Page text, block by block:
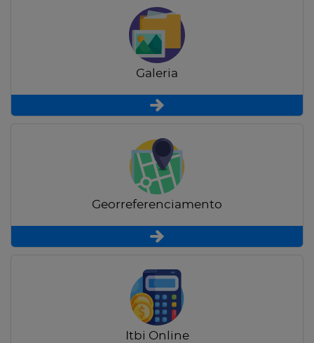
Galeria
Georreferenciamento
Itbi Online